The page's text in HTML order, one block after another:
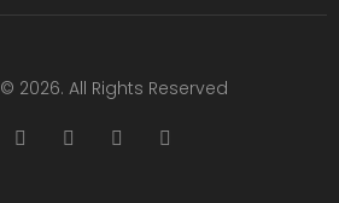
2026. All Rights Reserved